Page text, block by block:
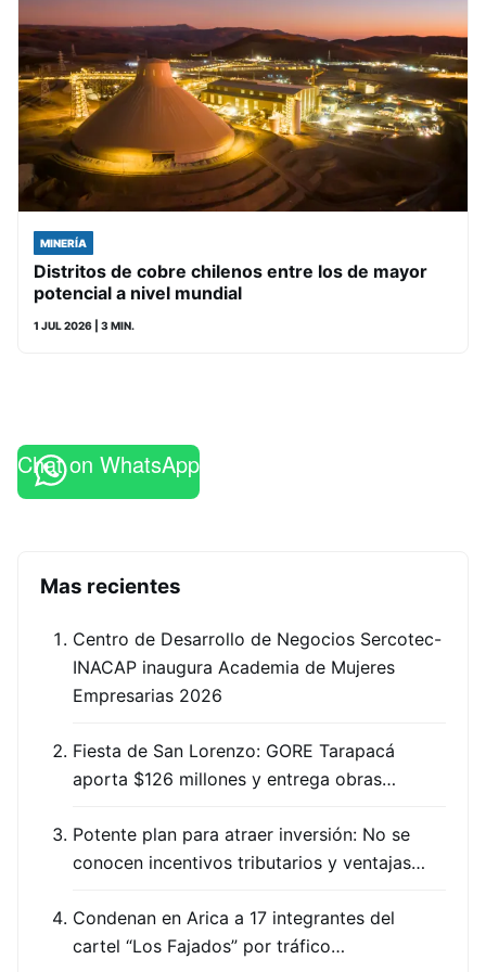
MINERÍA
Distritos de cobre chilenos entre los de mayor
potencial a nivel mundial
1 JUL 2026 | 3 MIN.
Chat on WhatsApp
Mas recientes
Centro de Desarrollo de Negocios Sercotec-
INACAP inaugura Academia de Mujeres
Empresarias 2026
Fiesta de San Lorenzo: GORE Tarapacá
aporta $126 millones y entrega obras…
Potente plan para atraer inversión: No se
conocen incentivos tributarios y ventajas…
Condenan en Arica a 17 integrantes del
cartel “Los Fajados” por tráfico…